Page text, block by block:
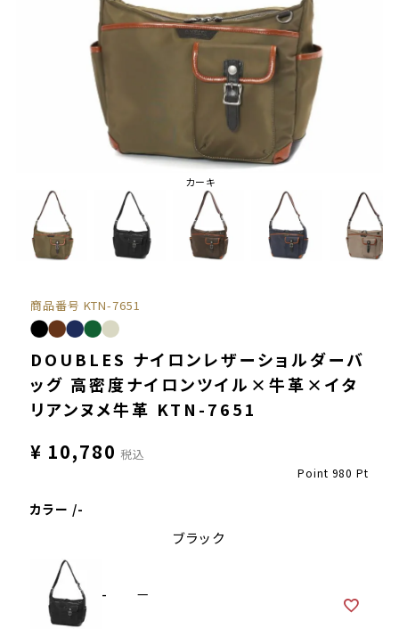
カーキ
商品番号 KTN-7651
DOUBLES ナイロンレザーショルダーバ
ッグ 高密度ナイロンツイル×牛革×イタ
リアンヌメ牛革 KTN-7651
¥ 10,780 税込
Point 980 Pt
カラー -
ブラック
- —